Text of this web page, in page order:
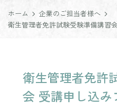
ホーム
企業のご担当者様へ
衛生管理者免許試験受験準備講習
衛生管理者免許
会 受講申し込み